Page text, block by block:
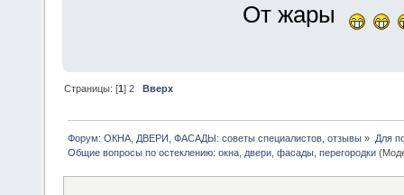
От жары
Страницы: [1]2 Вверх
Форум: ОКНА, ДВЕРИ, ФАСАДЫ: советы специалистов, отзывы » Для
Общие вопросы по остеклению: окна, двери, фасады, перегородки